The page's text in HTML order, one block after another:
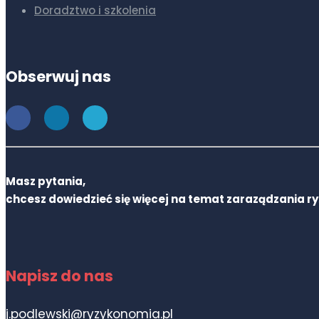
Doradztwo i szkolenia
Obserwuj nas
Masz pytania,
chcesz dowiedzieć się więcej na temat zaraządzania
Napisz do nas
j.podlewski@ryzykonomia.pl